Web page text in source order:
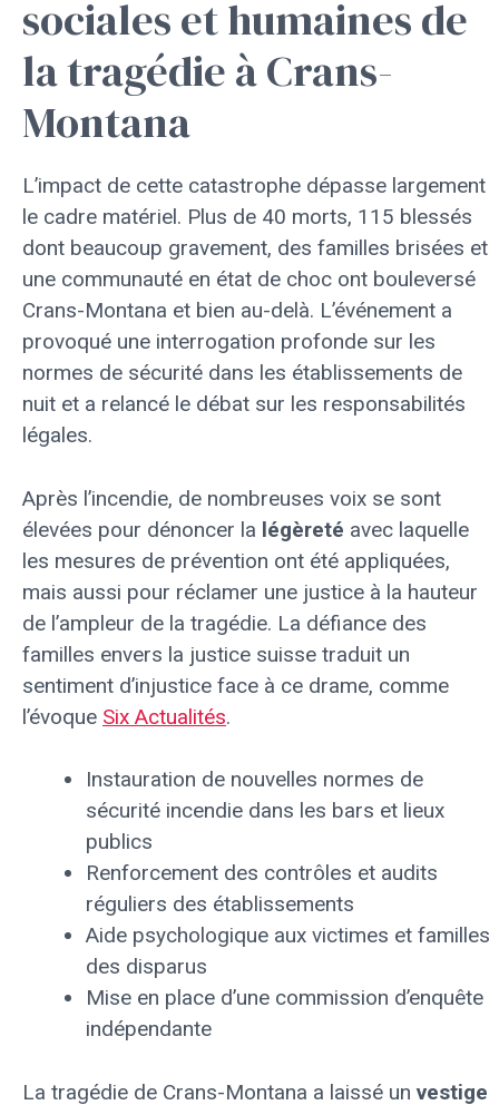
sociales et humaines de
la tragédie à Crans-
Montana
L’impact de cette catastrophe dépasse largement
le cadre matériel. Plus de 40 morts, 115 blessés
dont beaucoup gravement, des familles brisées et
une communauté en état de choc ont bouleversé
Crans-Montana et bien au-delà. L’événement a
provoqué une interrogation profonde sur les
normes de sécurité dans les établissements de
nuit et a relancé le débat sur les responsabilités
légales.
Après l’incendie, de nombreuses voix se sont
élevées pour dénoncer la légèreté avec laquelle
les mesures de prévention ont été appliquées,
mais aussi pour réclamer une justice à la hauteur
de l’ampleur de la tragédie. La défiance des
familles envers la justice suisse traduit un
sentiment d’injustice face à ce drame, comme
l’évoque Six Actualités.
Instauration de nouvelles normes de
sécurité incendie dans les bars et lieux
publics
Renforcement des contrôles et audits
réguliers des établissements
Aide psychologique aux victimes et familles
des disparus
Mise en place d’une commission d’enquête
indépendante
La tragédie de Crans-Montana a laissé un vestige